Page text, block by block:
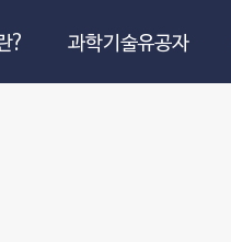
? 과학기술유공자